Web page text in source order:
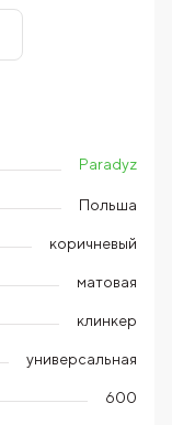
Paradyz
Польша
коричневый
матовая
клинкер
универсальная
600